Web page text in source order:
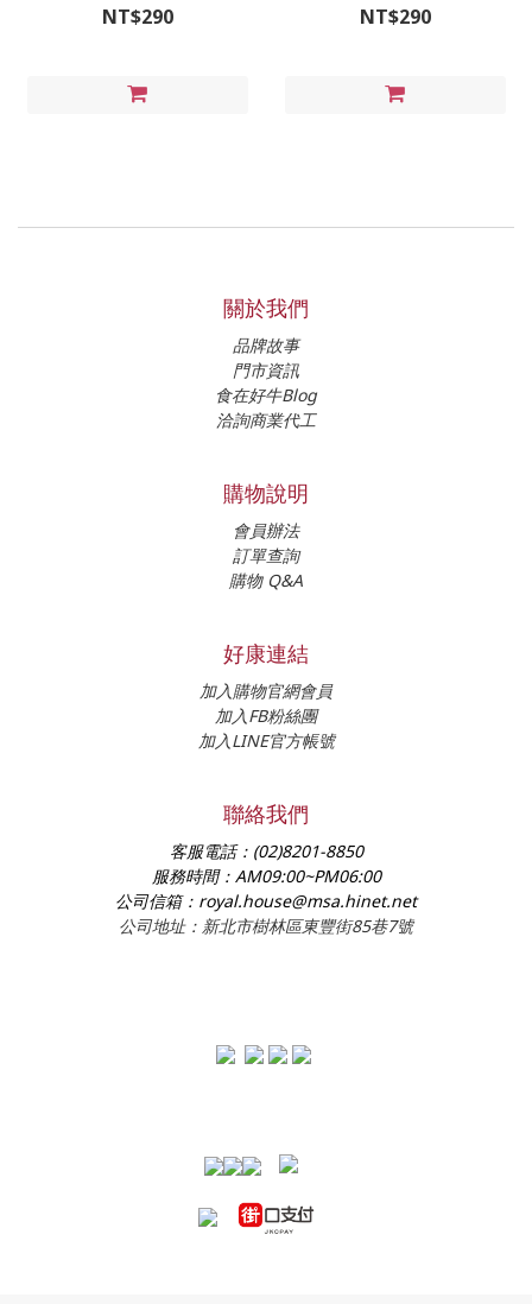
NT$290 NT$290
關於我們
品牌故事
門市資訊
食在好牛Blog
洽詢商業代工
購物說明
會員辦法
訂單查詢
購物 Q&A
好康連結
加入購物官網會員
加入FB粉絲團
加入LINE官方帳號
聯絡我們
客服電話： (02)8201-8850
服務時間： AM09:00~PM06:00
公司信箱： royal.house@msa.hinet.net
公司地址：新北市樹林區東豐街85巷7號